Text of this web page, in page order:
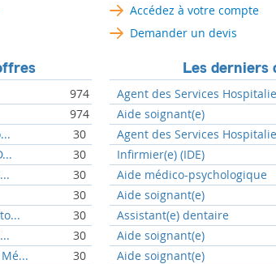
974
974
30
30
30
30
30
30
30
Accédez à votre compte
Demander un devis
Les derniers
Agent des Services
Aide soignant(e)
Agent des Services
Infirmier(e) (IDE)
Aide médico-psychologique
Aide soignant(e)
Assistant(e) dentaire
Aide soignant(e)
Aide soignant(e)